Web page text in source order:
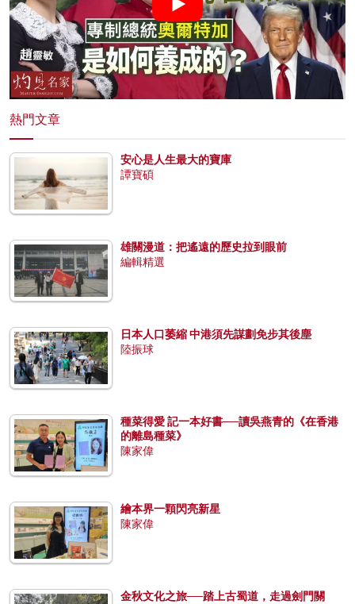
熱門文章
安心是人生最大的寶庫
譚寶碩
雄關漫道：把遙遠的歷史拉到眼前
編輯精選
日本人口萎縮 中港須先謀劃免步其後塵
陸振球
種菜得愛 記一本好書──讀吳燕青的《在香港
的離島種菜》
陳家偉
繪本界一顆閃亮新星
陳家偉
金秋文化之旅──踏上古蜀道，走過劍門關